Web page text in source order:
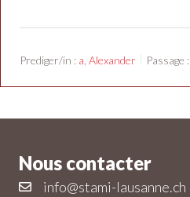
Prediger/in : a Alexander Passage :
Nous contacter
info@stami-lausanne.ch